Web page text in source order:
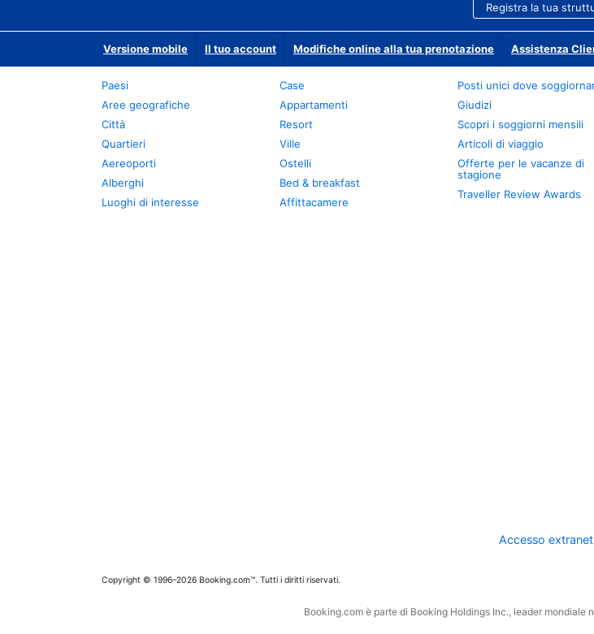
Registra la tua
Versione mobile Il tuo account Modifiche online alla tua prenotazione Assistenza
Paesi
Aree geografiche
Città
Quartieri
Aereoporti
Alberghi
Luoghi di interesse
Case
Appartamenti
Resort
Ville
Ostelli
Bed & breakfast
Affittacamere
Posti unici dove
Giudizi
Scopri i soggiorni mensili
Articoli di viaggio
Offerte per le vacanze di
stagione
Traveller Review Awards
Accesso extranet
Copyright © 1996–2026 Booking.com™. Tutti i diritti riservati.
Booking.com è parte di Booking Holdings Inc., leader